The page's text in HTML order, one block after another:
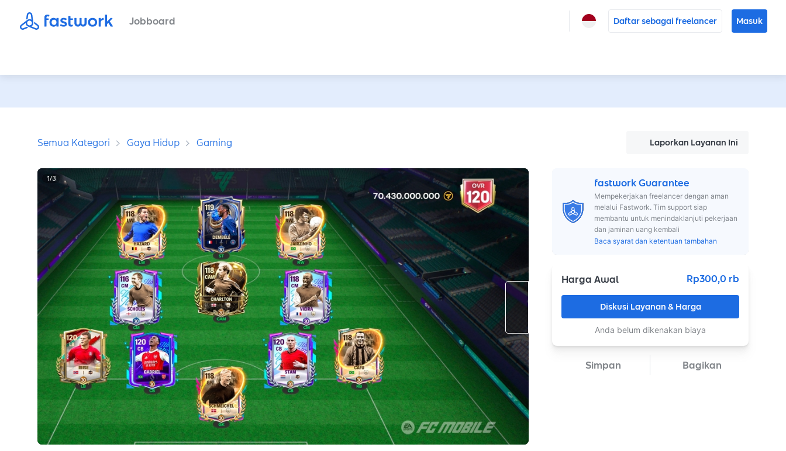
Jobboard Daftar sebagai freelancer Masuk
Semua Kategori Gaya Hidup Gaming Laporkan Layanan Ini
1/3 fastwork Guarantee
Mempekerjakan freelancer dengan aman
melalui Fastwork. Tim support siap
membantu untuk menindaklanjuti pekerjaan
dan jaminan uang kembali
Baca syarat dan ketentuan tambahan
Harga Awal Rp300,0 rb
Diskusi Layanan & Harga
Anda belum dikenakan biaya
Simpan Bagikan